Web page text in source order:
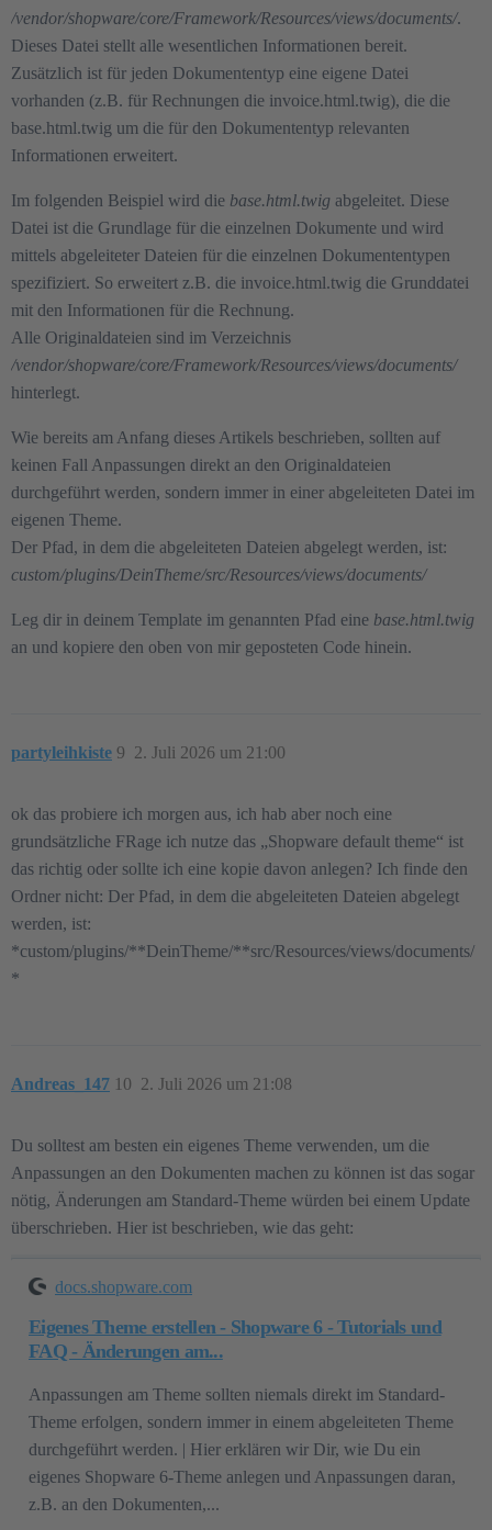
/vendor/shopware/core/Framework/Resources/views/documents/.
Dieses Datei stellt alle wesentlichen Informationen bereit.
Zusätzlich ist für jeden Dokumententyp eine eigene Datei
vorhanden (z.B. für Rechnungen die invoice.html.twig), die die
base.html.twig um die für den Dokumententyp relevanten
Informationen erweitert.
Im folgenden Beispiel wird die base.html.twig abgeleitet. Diese
Datei ist die Grundlage für die einzelnen Dokumente und wird
mittels abgeleiteter Dateien für die einzelnen Dokumententypen
spezifiziert. So erweitert z.B. die invoice.html.twig die Grunddatei
mit den Informationen für die Rechnung.
Alle Originaldateien sind im Verzeichnis
/vendor/shopware/core/Framework/Resources/views/documents/
hinterlegt.
Wie bereits am Anfang dieses Artikels beschrieben, sollten auf
keinen Fall Anpassungen direkt an den Originaldateien
durchgeführt werden, sondern immer in einer abgeleiteten Datei im
eigenen Theme.
Der Pfad, in dem die abgeleiteten Dateien abgelegt werden, ist:
custom/plugins/DeinTheme/src/Resources/views/documents/
Leg dir in deinem Template im genannten Pfad eine base.html.twig
an und kopiere den oben von mir geposteten Code hinein.
partyleihkiste 2. Juli 2026 um 21:00
9
ok das probiere ich morgen aus, ich hab aber noch eine
grundsätzliche FRage ich nutze das „Shopware default theme“ ist
das richtig oder sollte ich eine kopie davon anlegen? Ich finde den
Ordner nicht: Der Pfad, in dem die abgeleiteten Dateien abgelegt
werden, ist:
*custom/plugins/**DeinTheme/**src/Resources/views/documents/
*
Andreas_147 2. Juli 2026 um 21:08
10
Du solltest am besten ein eigenes Theme verwenden, um die
Anpassungen an den Dokumenten machen zu können ist das sogar
nötig, Änderungen am Standard-Theme würden bei einem Update
überschrieben. Hier ist beschrieben, wie das geht:
docs.shopware.com
Eigenes Theme erstellen - Shopware 6 - Tutorials und
FAQ - Änderungen am...
Anpassungen am Theme sollten niemals direkt im Standard-
Theme erfolgen, sondern immer in einem abgeleiteten Theme
durchgeführt werden. | Hier erklären wir Dir, wie Du ein
eigenes Shopware 6-Theme anlegen und Anpassungen daran,
z.B. an den Dokumenten,...